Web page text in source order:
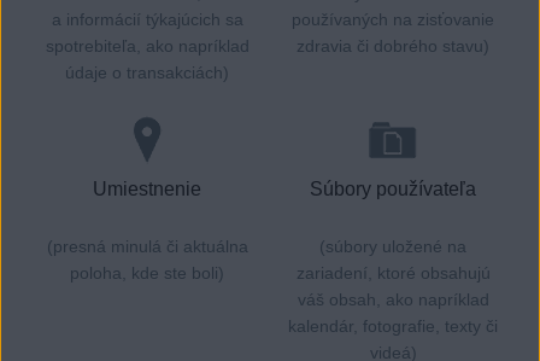
a informácií týkajúcich sa
spotrebiteľa, ako napríklad
údaje o transakciách)
používaných na zisťovanie
zdravia či dobrého stavu)
Umiestnenie
(presná minulá či aktuálna
poloha, kde ste boli)
Súbory používateľa
(súbory uložené na
zariadení, ktoré obsahujú
váš obsah, ako napríklad
kalendár, fotografie, texty či
videá)